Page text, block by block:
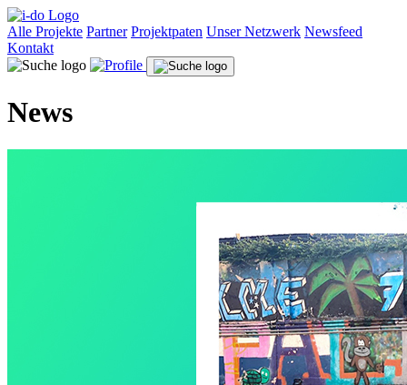
Alle Projekte Partner Projektpaten Unser Netzwerk Newsfeed
Kontakt
News